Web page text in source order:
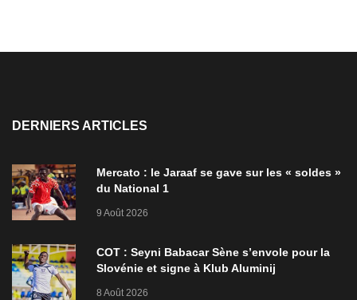
DERNIERS ARTICLES
Mercato : le Jaraaf se gave sur les « soldes »
du National 1
9 Août 2026
COT : Seyni Babacar Sène s’envole pour la
Slovénie et signe à Klub Aluminij
8 Août 2026